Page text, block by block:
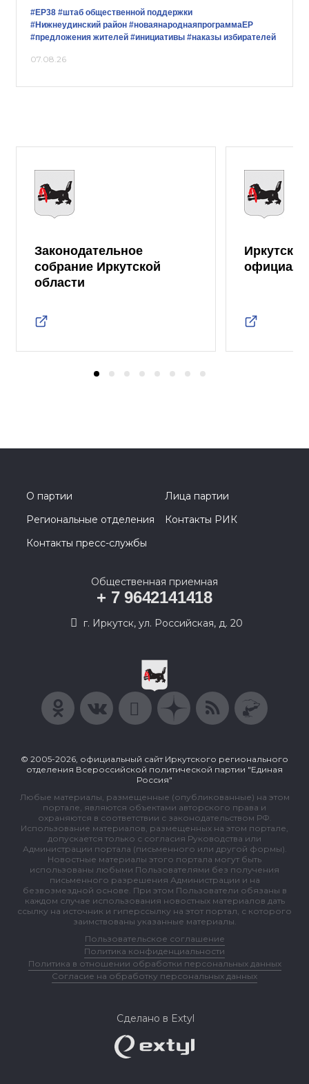
#ЕР38 #штаб общественной поддержки
#Нижнеудинский район #новаянароднаяпрограммаЕР
#предложения жителей #инициативы #наказы избирателей
07.08.26
Законодательное
собрание Иркутской
области
О партии
Лица партии
Региональные отделения
Контакты РИК
Контакты пресс-службы
Общественная приемная
+ 7 9642141418
г. Иркутск, ул. Российская, д. 20
© 2005-2026, официальный сайт Иркутского регионального
отделения Всероссийской политической партии "Единая
Россия"
Любые материалы, размещенные (опубликованные) на этом
портале, являются объектами авторского права и
охраняются в соответствии с законодательством РФ.
Использование материалов, размещенных на этом портале,
допускается только с согласия Руководства или
Администрации портала (письменного или другой формы).
Новостные материалы этого портала могут быть
использованы любыми Пользователями без получения
письменного разрешения Администрации и на
безвозмездной основе. При этом Пользователи обязаны в
каждом случае использования новостных материалов дать
ссылку на источник и гиперссылку на этот портал, с которого
заимствованы указанные материалы.
Пользовательское соглашение
Политика конфиденциальности
Политика в отношении обработки персональных данных
Согласие на обработку персональных данных
Сделано в Extyl